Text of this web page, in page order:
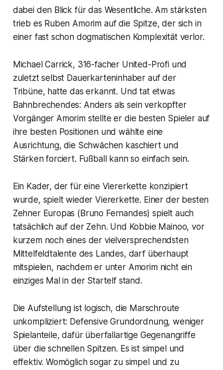
dabei den Blick für das Wesentliche. Am stärksten
trieb es Ruben Amorim auf die Spitze, der sich in
einer fast schon dogmatischen Komplexität verlor.
Michael Carrick, 316-facher United-Profi und
zuletzt selbst Dauerkarteninhaber auf der
Tribüne, hatte das erkannt. Und tat etwas
Bahnbrechendes: Anders als sein verkopfter
Vorgänger Amorim stellte er die besten Spieler auf
ihre besten Positionen und wählte eine
Ausrichtung, die Schwächen kaschiert und
Stärken forciert. Fußball kann so einfach sein.
Ein Kader, der für eine Viererkette konzipiert
wurde, spielt wieder Viererkette. Einer der besten
Zehner Europas (Bruno Fernandes) spielt auch
tatsächlich auf der Zehn. Und Kobbie Mainoo, vor
kurzem noch eines der vielversprechendsten
Mittelfeldtalente des Landes, darf überhaupt
mitspielen, nachdem er unter Amorim nicht ein
einziges Mal in der Startelf stand.
Die Aufstellung ist logisch, die Marschroute
unkompliziert: Defensive Grundordnung, weniger
Spielanteile, dafür überfallartige Gegenangriffe
über die schnellen Spitzen. Es ist simpel und
effektiv. Womöglich sogar zu simpel und zu